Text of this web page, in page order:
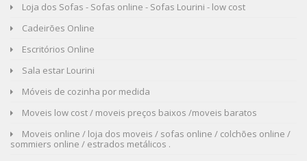
Loja dos Sofas - Sofas online - Sofas Lourini - low cost
Cadeirões Online
Escritórios Online
Sala estar Lourini
Móveis de cozinha por medida
Moveis low cost / moveis preços baixos /moveis baratos
Moveis online / loja dos moveis / sofas online / colchões online /
sommiers online / estrados metálicos .